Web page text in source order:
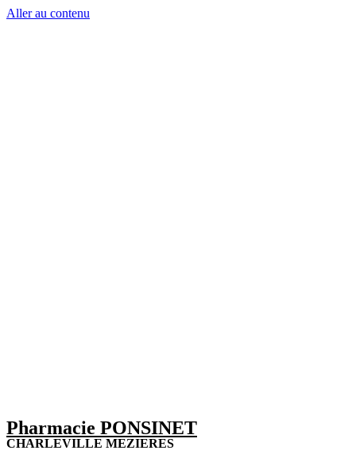
Aller au contenu
Pharmacie PONSINET
CHARLEVILLE MEZIERES